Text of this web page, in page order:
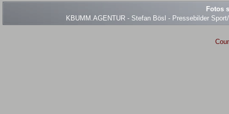
Fotos
KBUMM.AGENTUR - Stefan Bösl - Pressebilder